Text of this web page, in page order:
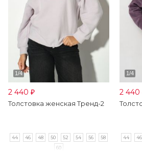
2 440 ₽
Толстовка женская Тренд-2
44 46 48 50 52 54 56
58
60
2 440
44 46